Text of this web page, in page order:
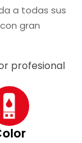
a todas sus
gran
profesional